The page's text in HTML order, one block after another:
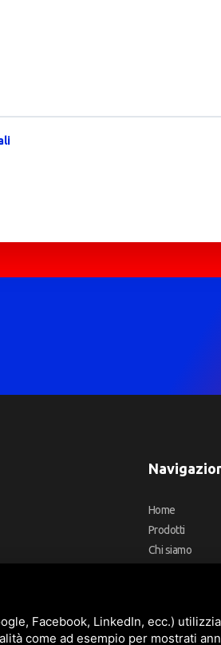
Home
Prodotti
Chi siamo
Facebook, LinkedIn, ecc.)
come ad esempio per mostrati